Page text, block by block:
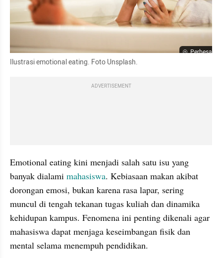
Perbesar
Ilustrasi emotional eating. Foto Unsplash.
ADVERTISEMENT
Emotional eating kini menjadi salah satu isu yang
banyak dialami mahasiswa. Kebiasaan makan akibat
dorongan emosi, bukan karena rasa lapar, sering
muncul di tengah tekanan tugas kuliah dan dinamika
kehidupan kampus. Fenomena ini penting dikenali agar
mahasiswa dapat menjaga keseimbangan fisik dan
mental selama menempuh pendidikan.